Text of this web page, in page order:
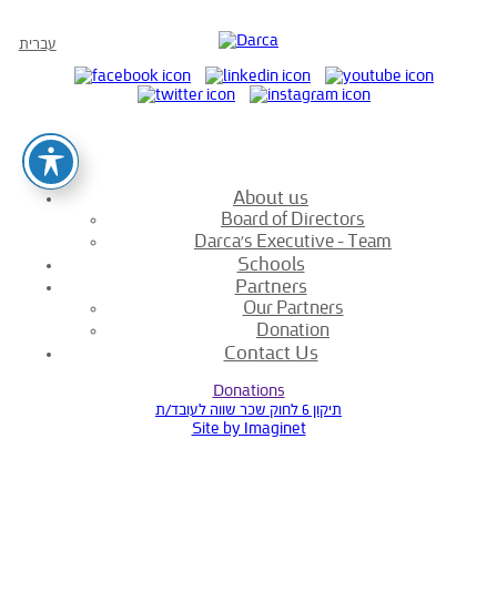
עברית
About us
Board of Directors
Darca’s Executive – Team
Schools
Partners
Our Partners
Donation
Contact Us
Donations
תיקון 6 לחוק שכר שווה לעובד/ת
Site by Imaginet